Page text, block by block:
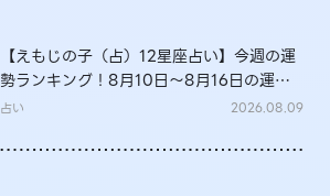
【えもじの子（占）12星座占い】今週の運
勢ランキング！8月10日～8月16日の運勢
は？
占い 2026.08.09